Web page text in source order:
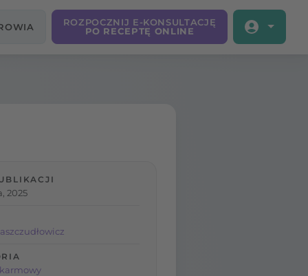
ROZPOCZNIJ E-KONSULTACJĘ
PO RECEPTĘ ONLINE
2025